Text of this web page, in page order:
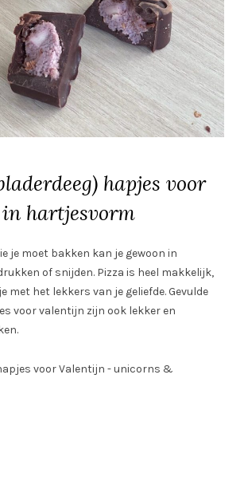
hapjes voor
hartjesvorm
je moet bakken kan je gewoon in
of snijden. Pizza is heel makkelijk,
met het lekkers van je geliefde. Gevulde
voor valentijn zijn ook lekker en